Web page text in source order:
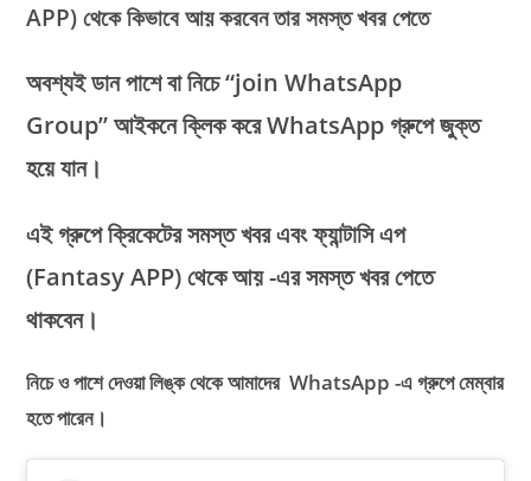
APP) থেকে কিভাবে আয় করবেন তার সমস্ত খবর পেতে
অবশ্যই ডান পাশে বা নিচে “join WhatsApp
Group” আইকনে ক্লিক করে WhatsApp গ্রুপে জুক্ত
হয়ে যান।
এই গ্রুপে ক্রিকেটের সমস্ত খবর এবং ফ্যান্টাসি এপ
(Fantasy APP)থেকে আয় -এর সমস্ত খবর পেতে
থাকবেন।
নিচে ও পাশে দেওয়া লিঙ্ক থেকে আমাদের WhatsApp -এ গ্রুপে মেম্বার
হতে পারেন।